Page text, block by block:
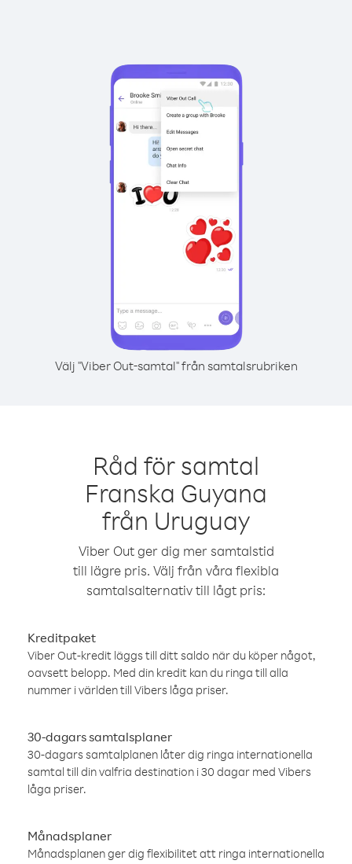
Välj "Viber Out-samtal" från samtalsrubriken
Råd för samtal
Franska Guyana
från Uruguay
Viber Out ger dig mer samtalstid
till lägre pris. Välj från våra flexibla
samtalsalternativ till lågt pris:
Kreditpaket
Viber Out-kredit läggs till ditt saldo när du köper något,
oavsett belopp. Med din kredit kan du ringa till alla
nummer i världen till Vibers låga priser.
30-dagars samtalsplaner
30-dagars samtalplanen låter dig ringa internationella
samtal till din valfria destination i 30 dagar med Vibers
låga priser.
Månadsplaner
Månadsplanen ger dig flexibilitet att ringa internationella